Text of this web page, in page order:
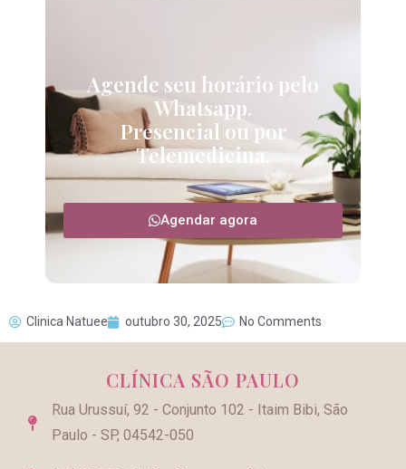
Agende seu horário pelo
Whatsapp.
Presencial ou por
Telemedicina.
Agendar agora
Clinica Natuee outubro 30, 2025 No Comments
CLÍNICA SÃO PAULO
Rua Urussuí, 92 - Conjunto 102 - Itaim Bibi, São
Paulo - SP, 04542-050